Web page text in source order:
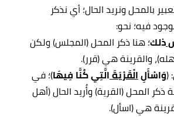
بالمحل ونريد الحال؛ أي نذكر
فيه؛ نحو:
ذلك؛ هنا ذكر المحل (المجلس) ولكن
والقرينة هي (قرر).
(وَاسْأَلِالْقَرْيَةَالَّتِي كُنَّا فِيهَا)؛ في
ذكر المحل (القرية) وأُريد الحال (أهل
هي (اسأل).